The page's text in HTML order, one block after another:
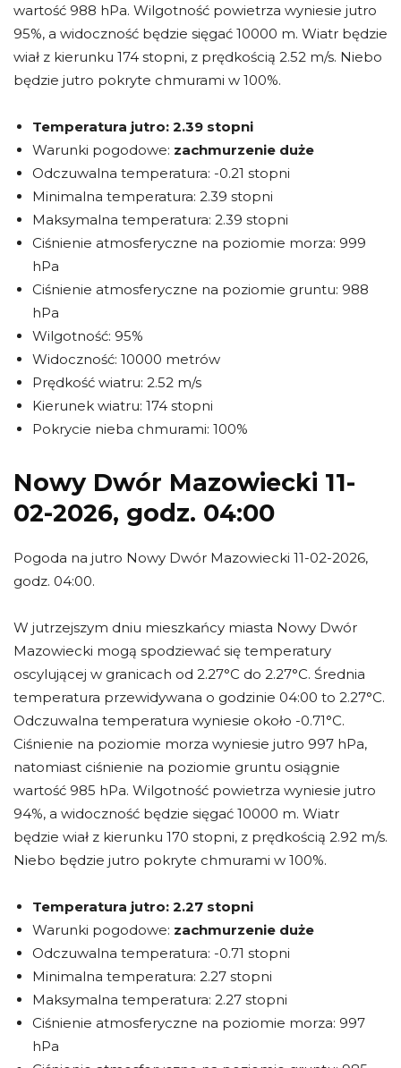
wartość 988 hPa. Wilgotność powietrza wyniesie jutro
95%, a widoczność będzie sięgać 10000 m. Wiatr będzie
wiał z kierunku 174 stopni, z prędkością 2.52 m/s. Niebo
będzie jutro pokryte chmurami w 100%.
Temperatura jutro: 2.39 stopni
Warunki pogodowe: zachmurzenie duże
Odczuwalna temperatura: -0.21 stopni
Minimalna temperatura: 2.39 stopni
Maksymalna temperatura: 2.39 stopni
Ciśnienie atmosferyczne na poziomie morza: 999
hPa
Ciśnienie atmosferyczne na poziomie gruntu: 988
hPa
Wilgotność: 95%
Widoczność: 10000 metrów
Prędkość wiatru: 2.52 m/s
Kierunek wiatru: 174 stopni
Pokrycie nieba chmurami: 100%
Nowy Dwór Mazowiecki 11-
02-2026, godz. 04:00
Pogoda na jutro Nowy Dwór Mazowiecki 11-02-2026,
godz. 04:00.
W jutrzejszym dniu mieszkańcy miasta Nowy Dwór
Mazowiecki mogą spodziewać się temperatury
oscylującej w granicach od 2.27°C do 2.27°C. Średnia
temperatura przewidywana o godzinie 04:00 to 2.27°C.
Odczuwalna temperatura wyniesie około -0.71°C.
Ciśnienie na poziomie morza wyniesie jutro 997 hPa,
natomiast ciśnienie na poziomie gruntu osiągnie
wartość 985 hPa. Wilgotność powietrza wyniesie jutro
94%, a widoczność będzie sięgać 10000 m. Wiatr
będzie wiał z kierunku 170 stopni, z prędkością 2.92 m/s.
Niebo będzie jutro pokryte chmurami w 100%.
Temperatura jutro: 2.27 stopni
Warunki pogodowe: zachmurzenie duże
Odczuwalna temperatura: -0.71 stopni
Minimalna temperatura: 2.27 stopni
Maksymalna temperatura: 2.27 stopni
Ciśnienie atmosferyczne na poziomie morza: 997
hPa